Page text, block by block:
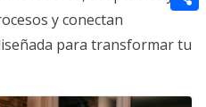
y conectan
para transformar tu
n
e
a
ido